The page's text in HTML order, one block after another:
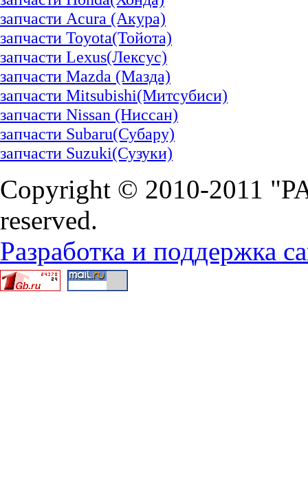
запчасти Acura (Акура)
запчасти Toyota(Тойота)
запчасти Lexus(Лексус)
запчасти Mazda (Мазда)
запчасти Mitsubishi(Митсубиси)
запчасти Nissan (Ниссан)
запчасти Subaru(Субару)
запчасти Suzuki(Сузуки)
Copyright © 2010-2011
reserved.
Разработка и поддержка